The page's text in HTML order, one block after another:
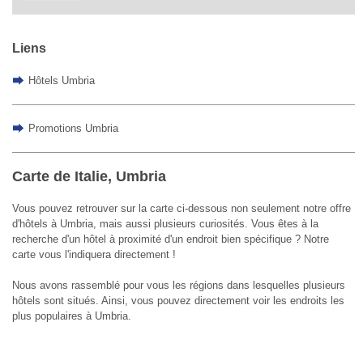
Liens
Hôtels Umbria
Promotions Umbria
Carte de Italie, Umbria
Vous pouvez retrouver sur la carte ci-dessous non seulement notre offre
d'hôtels à Umbria, mais aussi plusieurs curiosités. Vous êtes à la
recherche d'un hôtel à proximité d'un endroit bien spécifique ? Notre
carte vous l'indiquera directement !
Nous avons rassemblé pour vous les régions dans lesquelles plusieurs
hôtels sont situés. Ainsi, vous pouvez directement voir les endroits les
plus populaires à Umbria.